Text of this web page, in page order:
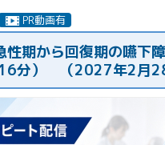
PR動画有
期から回復期の嚥下
分） （2027年2月28